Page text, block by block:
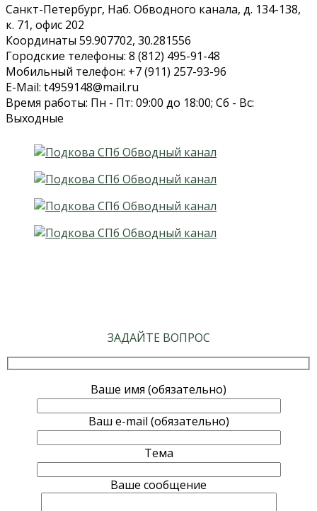
Санкт-Петербург, Наб. Обводного канала, д. 134-138,
к. 71, офис 202
Координаты 59.907702, 30.281556
Городские телефоны: 8 (812) 495-91-48
Мобильный телефон: +7 (911) 257-93-96
E-Mail: t4959148@mail.ru
Время работы: Пн - Пт: 09:00 до 18:00; Сб - Вс:
Выходные
ЗАДАЙТЕ ВОПРОС
Ваше имя (обязательно)
Ваш e-mail (обязательно)
Тема
Ваше сообщение